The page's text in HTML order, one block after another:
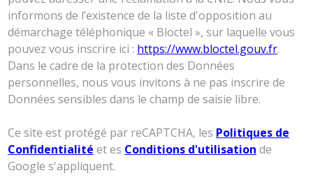
informons de l’existence de la liste d'opposition au
démarchage téléphonique « Bloctel », sur laquelle vous
pouvez vous inscrire ici : https://www.bloctel.gouv.fr.
Dans le cadre de la protection des Données
personnelles, nous vous invitons à ne pas inscrire de
Données sensibles dans le champ de saisie libre.
Ce site est protégé par reCAPTCHA, les Politiques de
Confidentialité et es Conditions d'utilisation de
Google s'appliquent.